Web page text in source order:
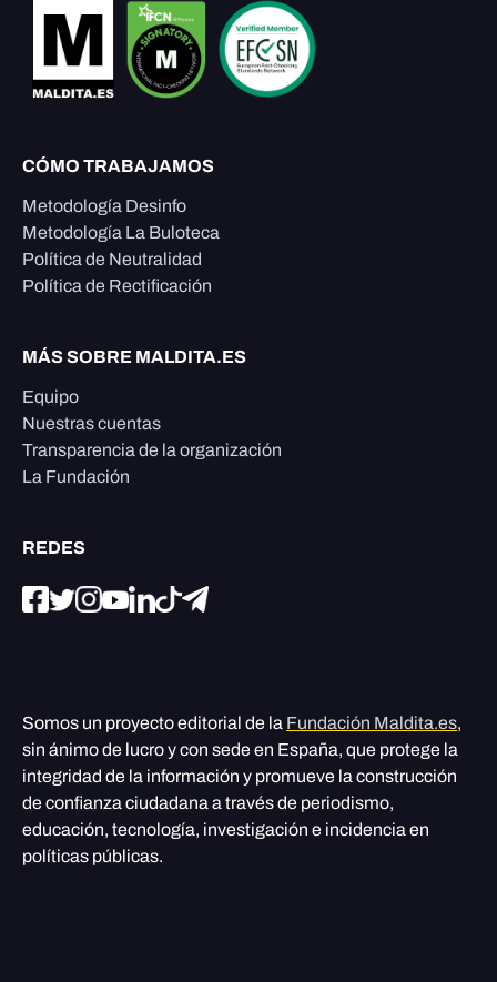
CÓMO TRABAJAMOS
Metodología Desinfo
Metodología La Buloteca
Política de Neutralidad
Política de Rectificación
MÁS SOBRE MALDITA.ES
Equipo
Nuestras cuentas
Transparencia de la organización
La Fundación
REDES
Somos un proyecto editorial de la Fundación Maldita.es,
sin ánimo de lucro y con sede en España, que protege la
integridad de la información y promueve la construcción
de confianza ciudadana a través de periodismo,
educación, tecnología, investigación e incidencia en
políticas públicas.